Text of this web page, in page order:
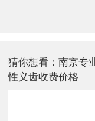
猜你想看：南京专
性义齿收费价格